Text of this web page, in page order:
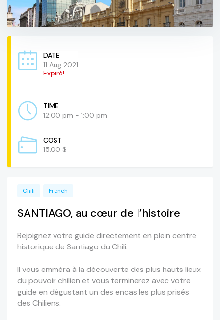
DATE
11 Aug 2021
Expiré!
TIME
12:00 pm - 1:00 pm
COST
15.00 $
Chili French
SANTIAGO, au cœur de l’histoire
Rejoignez votre guide directement en plein centre
historique de Santiago du Chili.
Il vous emmèra à la découverte des plus hauts lieux
du pouvoir chilien et vous terminerez avec votre
guide en dégustant un des encas les plus prisés
des Chiliens.